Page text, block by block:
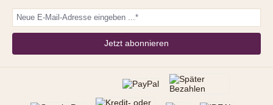
Jetzt abonnieren